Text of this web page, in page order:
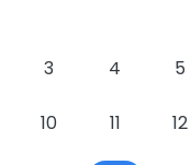
3 4 5
10 11 12